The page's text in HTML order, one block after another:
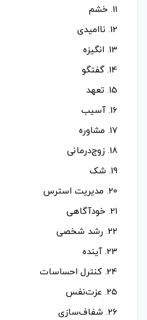
11. خشم
12. ناامیدی
13. انگیزه
14. گفتگو
15. تعهد
16. آسیب
17. مشاوره
18. زوج‌درمانی
19. شک
20. مدیریت استرس
21. خودآگاهی
22. رشد شخصی
23. آینده
24. کنترل احساسات
25. عزت‌نفس
26. شفاف‌سازی